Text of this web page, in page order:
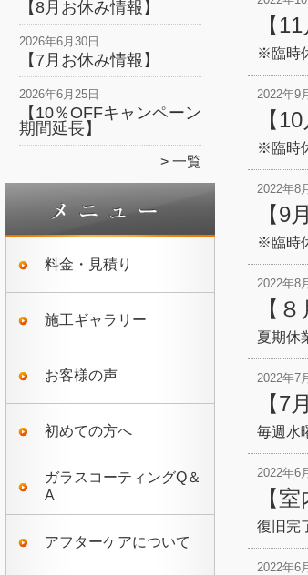
【8月お休み情報】
2026年6月30日
【7月お休み情報】
2026年6月25日
【10％OFFキャンペーン
期間延長】
一覧
料金・見積り
施工ギャラリー
お客様の声
初めての方へ
ガラスコーティングQ＆
A
アフターケアについて
【
※臨時
2022年9
【
※臨時
2022年8
【9
※臨時
2022年8
【
夏期休
2022年7
【7
毎週水
2022年6
【
復旧完
2022年6